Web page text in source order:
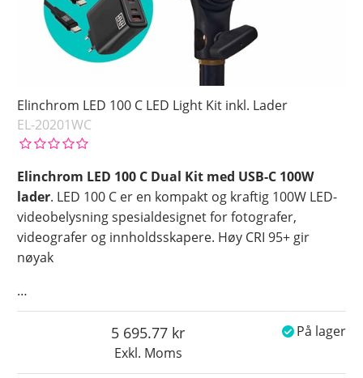
Elinchrom LED 100 C LED Light Kit inkl. Lader
EL-20201WC
Elinchrom LED 100 C Dual Kit med USB-C 100W
lader. LED 100 C er en kompakt og kraftig 100W LED-
videobelysning spesialdesignet for fotografer,
videografer og innholdsskapere. Høy CRI 95+ gir
nøyak
…
Exkl. Moms
5 695.77 På lager